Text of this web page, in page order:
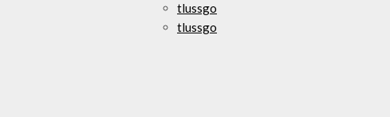
tlussgo
tlussgo